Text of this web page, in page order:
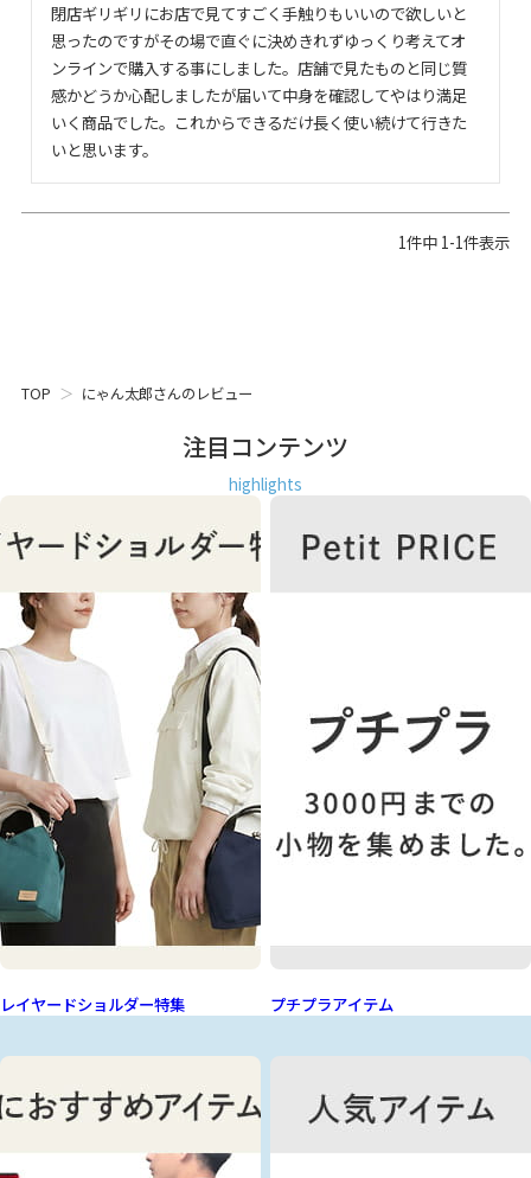
閉店ギリギリにお店で見てすごく手触りもいいので欲しいと
思ったのですがその場で直ぐに決めきれずゆっくり考えてオ
ンラインで購入する事にしました。店舗で見たものと同じ質
感かどうか心配しましたが届いて中身を確認してやはり満足
いく商品でした。これからできるだけ長く使い続けて行きた
いと思います。
1件中 1-1件表示
TOP にゃん太郎さんのレビュー
注目コンテンツ
highlights
レイヤードショルダー特集 プチプラアイテム